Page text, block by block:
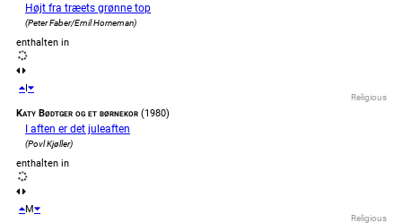
Højt fra træets grønne top
(Peter Faber/Emil Horneman)
enthalten in
Religious
Katy Bødtger og et børnekor (1980)
I aften er det juleaften
(Povl Kjøller)
enthalten in
M
Religious